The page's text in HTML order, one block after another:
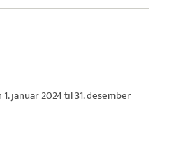
januar 2024 til 31. desember